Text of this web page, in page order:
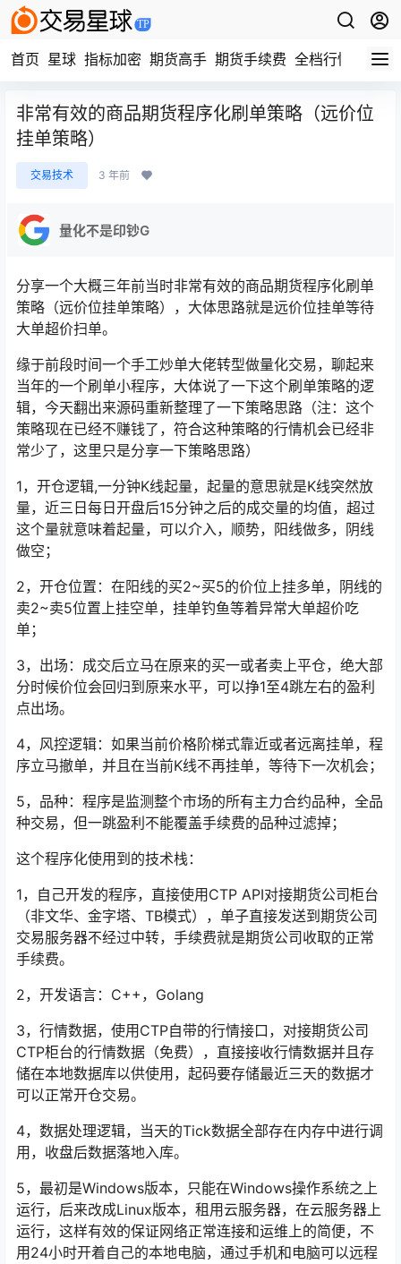
首页 星球 指标加密 期货高手 期货手续费 全档行情 视频
非常有效的商品期货程序化刷单策略（远价位
挂单策略）
交易技术 3 年前
量化不是印钞G
分享一个大概三年前当时非常有效的商品期货程序化刷单
策略（远价位挂单策略），大体思路就是远价位挂单等待
大单超价扫单。
缘于前段时间一个手工炒单大佬转型做量化交易，聊起来
当年的一个刷单小程序，大体说了一下这个刷单策略的逻
辑，今天翻出来源码重新整理了一下策略思路（注：这个
策略现在已经不赚钱了，符合这种策略的行情机会已经非
常少了，这里只是分享一下策略思路）
1，开仓逻辑,一分钟K线起量，起量的意思就是K线突然放
量，近三日每日开盘后15分钟之后的成交量的均值，超过
这个量就意味着起量，可以介入，顺势，阳线做多，阴线
做空；
2，开仓位置：在阳线的买2~买5的价位上挂多单，阴线的
卖2~卖5位置上挂空单，挂单钓鱼等着异常大单超价吃
单；
3，出场：成交后立马在原来的买一或者卖上平仓，绝大部
分时候价位会回归到原来水平，可以挣1至4跳左右的盈利
点出场。
4，风控逻辑：如果当前价格阶梯式靠近或者远离挂单，程
序立马撤单，并且在当前K线不再挂单，等待下一次机会；
5，品种：程序是监测整个市场的所有主力合约品种，全品
种交易，但一跳盈利不能覆盖手续费的品种过滤掉；
这个程序化使用到的技术栈：
1，自己开发的程序，直接使用CTP API对接期货公司柜台
（非文华、金字塔、TB模式），单子直接发送到期货公司
交易服务器不经过中转，手续费就是期货公司收取的正常
手续费。
2，开发语言：C++，Golang
3，行情数据，使用CTP自带的行情接口，对接期货公司
CTP柜台的行情数据（免费），直接接收行情数据并且存
储在本地数据库以供使用，起码要存储最近三天的数据才
可以正常开仓交易。
4，数据处理逻辑，当天的Tick数据全部存在内存中进行调
用，收盘后数据落地入库。
5，最初是Windows版本，只能在Windows操作系统之上
运行，后来改成Linux版本，租用云服务器，在云服务器上
运行，这样有效的保证网络正常连接和运维上的简便，不
用24小时开着自己的本地电脑，通过手机和电脑可以远程